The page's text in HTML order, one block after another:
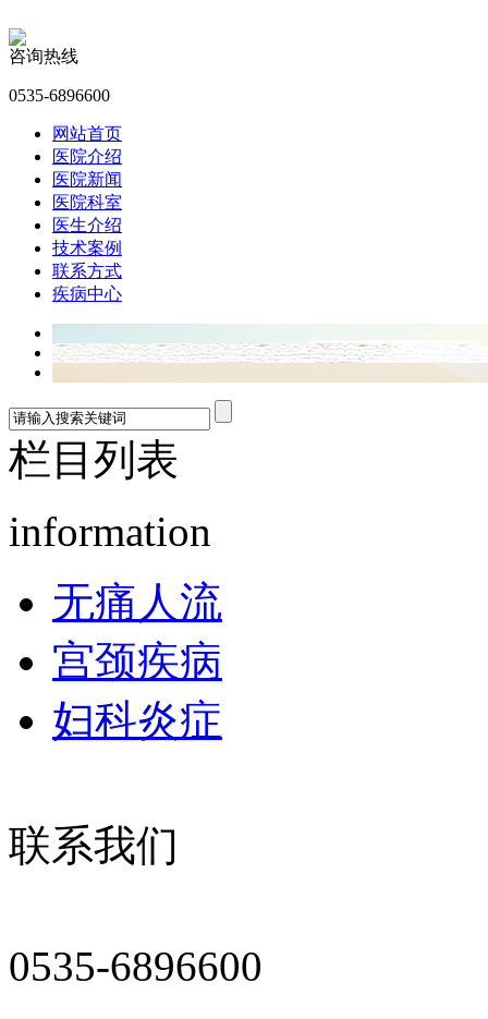
咨询热线
0535-6896600
网站首页
医院介绍
医院新闻
医院科室
医生介绍
技术案例
联系方式
疾病中心
栏目列表
information
无痛人流
宫颈疾病
妇科炎症
联系我们
0535-6896600